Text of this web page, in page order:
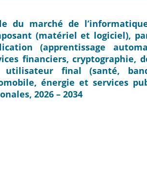
du marché de
(matériel et logiciel),
(apprentissage
financiers, cryptographie,
utilisateur final (santé,
énergie et services
2026 – 2034